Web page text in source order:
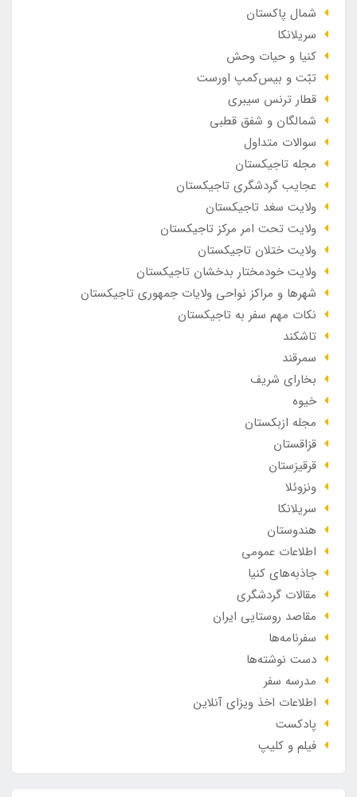
شمال پاکستان
سریلانکا
کنیا و حیات وحش
تبّت و بیس‌کمپ اورست
قطار ترنس سیبری
شمالگان و شفق قطبی
سوالات متداول
مجله تاجیکستان
عجایب گردشگری تاجیکستان
ولایت سغد تاجیکستان
ولایت تحت امر مرکز تاجیکستان
ولایت ختلان تاجیکستان
ولایت خودمختار بدخشان تاجیکستان
شهرها و مراکز نواحی ولایات جمهوری تاجیکستان
نکات مهم سفر به تاجیکستان
تاشکند
سمرقند
بخارای شریف
خیوه
مجله ازبکستان
قزاقستان
قرقیزستان
ونزوئلا
سریلانکا
هندوستان
اطلاعات عمومی
جاذبه‌های کنیا
مقالات گردشگری
مقاصد روستایی ایران
سفرنامه‌ها
دست نوشته‌ها
مدرسه سفر
اطلاعات اخذ ویزای آنلاین
پادکست
فیلم و کلیپ